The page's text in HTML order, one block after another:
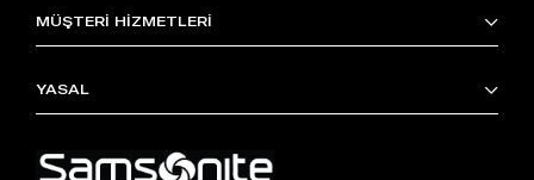
MÜŞTERİ HİZMETLERİ
YASAL